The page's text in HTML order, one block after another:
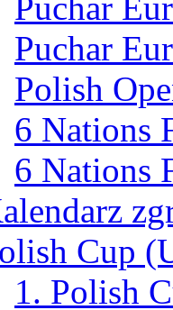
Puchar
Polish
6 Nations
6 Nations
Cup
1. Polish